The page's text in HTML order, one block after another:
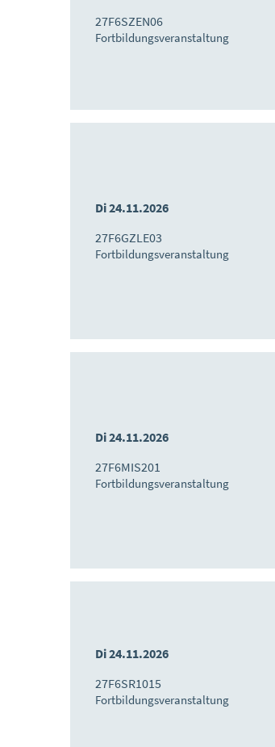
27F6SZEN06
Fortbildungsveranstaltung
Di 24.11.2026
27F6GZLE03
Fortbildungsveranstaltung
Di 24.11.2026
27F6MIS201
Fortbildungsveranstaltung
Di 24.11.2026
27F6SR1015
Fortbildungsveranstaltung